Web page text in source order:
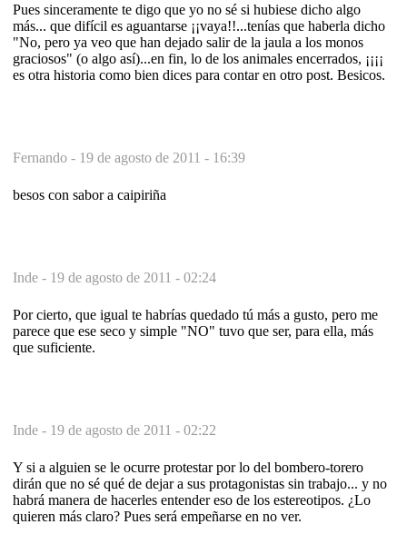
Pues sinceramente te digo que yo no sé si hubiese dicho algo
más... que difícil es aguantarse ¡¡vaya!!...tenías que haberla dicho
"No, pero ya veo que han dejado salir de la jaula a los monos
graciosos" (o algo así)...en fin, lo de los animales encerrados, ¡¡¡¡
es otra historia como bien dices para contar en otro post. Besicos.
Fernando - 19 de agosto de 2011 - 16:39
besos con sabor a caipiriña
Inde - 19 de agosto de 2011 - 02:24
Por cierto, que igual te habrías quedado tú más a gusto, pero me
parece que ese seco y simple "NO" tuvo que ser, para ella, más
que suficiente.
Inde - 19 de agosto de 2011 - 02:22
Y si a alguien se le ocurre protestar por lo del bombero-torero
dirán que no sé qué de dejar a sus protagonistas sin trabajo... y no
habrá manera de hacerles entender eso de los estereotipos. ¿Lo
quieren más claro? Pues será empeñarse en no ver.